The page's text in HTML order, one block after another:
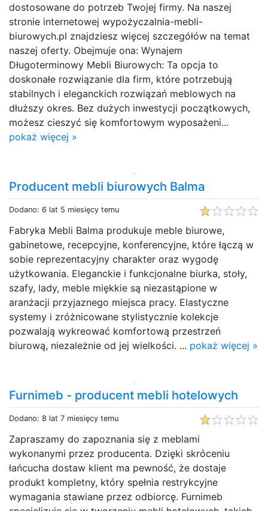
dostosowane do potrzeb Twojej firmy. Na naszej
stronie internetowej wypożyczalnia-mebli-
biurowych.pl znajdziesz więcej szczegółów na temat
naszej oferty. Obejmuje ona: Wynajem
Długoterminowy Mebli Biurowych: Ta opcja to
doskonałe rozwiązanie dla firm, które potrzebują
stabilnych i eleganckich rozwiązań meblowych na
dłuższy okres. Bez dużych inwestycji początkowych,
możesz cieszyć się komfortowym wyposażeni...
pokaż więcej »
Producent mebli biurowych Balma
Dodano: 6 lat 5 miesięcy temu
Fabryka Mebli Balma produkuje meble biurowe,
gabinetowe, recepcyjne, konferencyjne, które łączą w
sobie reprezentacyjny charakter oraz wygodę
użytkowania. Eleganckie i funkcjonalne biurka, stoły,
szafy, lady, meble miękkie są niezastąpione w
aranżacji przyjaznego miejsca pracy. Elastyczne
systemy i zróżnicowane stylistycznie kolekcje
pozwalają wykreować komfortową przestrzeń
biurową, niezależnie od jej wielkości. ... pokaż więcej »
Furnimeb - producent mebli hotelowych
Dodano: 8 lat 7 miesięcy temu
Zapraszamy do zapoznania się z meblami
wykonanymi przez producenta. Dzięki skróceniu
łańcucha dostaw klient ma pewność, że dostaje
produkt kompletny, który spełnia restrykcyjne
wymagania stawiane przez odbiorcę. Furnimeb